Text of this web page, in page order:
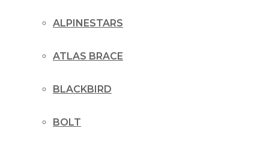
ALPINESTARS
ATLAS BRACE
BLACKBIRD
BOLT